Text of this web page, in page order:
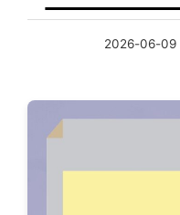
2026-06-09